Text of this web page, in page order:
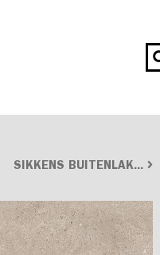
SIKKENS BUITENLAK...